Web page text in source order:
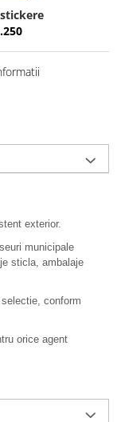
exterior.
municipale
sticla, ambalaje
conform
orice agent